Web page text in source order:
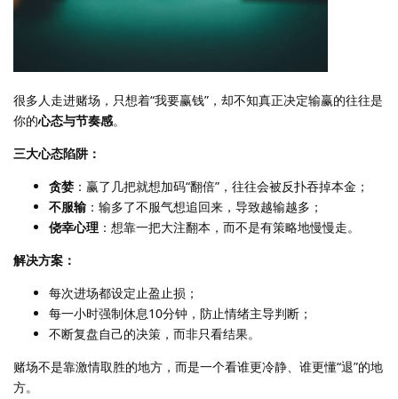
很多人走进赌场，只想着“我要赢钱”，却不知真正决定输赢的往往是
你的心态与节奏感。
三大心态陷阱：
贪婪 ：赢了几把就想加码“翻倍”，往往会被反扑吞掉本金；
不服输 ：输多了不服气想追回来，导致越输越多；
侥幸心理 ：想靠一把大注翻本，而不是有策略地慢慢走。
解决方案：
每次进场都设定止盈止损；
每一小时强制休息10分钟，防止情绪主导判断；
不断复盘自己的决策，而非只看结果。
赌场不是靠激情取胜的地方，而是一个看谁更冷静、谁更懂“退”的地
方。